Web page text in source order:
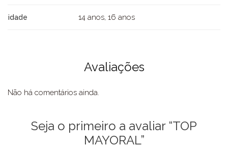
idade 14 anos, 16 anos
Avaliações
Não há comentários ainda.
Seja o primeiro a avaliar “TOP
MAYORAL”